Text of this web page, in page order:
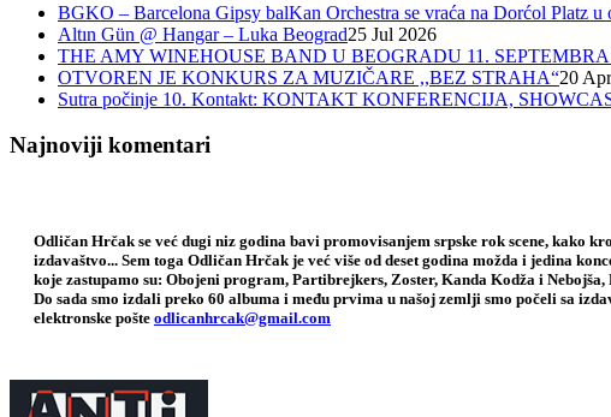
BGKO – Barcelona Gipsy balKan Orchestra se vraća na Dorćol Platz u
Altın Gün @ Hangar – Luka Beograd25 Jul 2026
THE AMY WINEHOUSE BAND U BEOGRADU 11. SEPTEMBRA
OTVOREN JE KONKURS ZA MUZIČARE ,,BEZ STRAHA“20
Sutra počinje 10. Kontakt: KONTAKT KONFERENCIJA,
Najnoviji komentari
Odličan Hrčak se već dugi niz godina bavi promovisanjem srpske rok scene, kako
izdavaštvo... Sem toga Odličan Hrčak je već više od deset godina možda i jedina
koje zastupamo su: Obojeni program, Partibrejkers, Zoster, Kanda Kodža i
Do sada smo izdali preko 60 albuma i među prvima u našoj zemlji smo počeli sa
elektronske pošte odlicanhrcak@gmail.com